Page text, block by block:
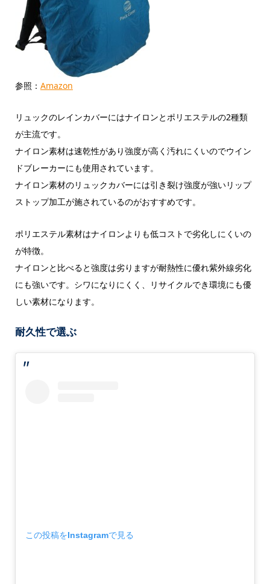
参照： Amazon
リュックのレインカバーにはナイロンとポリエステルの2種類
が主流です。
ナイロン素材は速乾性があり強度が高く汚れにくいのでウイン
ドブレーカーにも使用されています。
ナイロン素材のリュックカバーには引き裂け強度が強いリップ
ストップ加工が施されているのがおすすめです。
ポリエステル素材はナイロンよりも低コストで劣化しにくいの
が特徴。
ナイロンと比べると強度は劣りますが耐熱性に優れ紫外線劣化
にも強いです。シワになりにくく、リサイクルでき環境にも優
しい素材になります。
耐久性で選ぶ
この投稿をInstagramで見る